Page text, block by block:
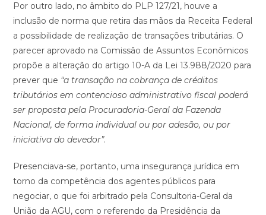
Por outro lado, no âmbito do PLP 127/21, houve a
inclusão de norma que retira das mãos da Receita Federal
a possibilidade de realização de transações tributárias. O
parecer aprovado na Comissão de Assuntos Econômicos
propõe a alteração do artigo 10-A da Lei 13.988/2020 para
prever que “a transação na cobrança de créditos
tributários em contencioso administrativo fiscal poderá
ser proposta pela Procuradoria-Geral da Fazenda
Nacional, de forma individual ou por adesão, ou por
iniciativa do devedor”.
Presenciava-se, portanto, uma insegurança jurídica em
torno da competência dos agentes públicos para
negociar, o que foi arbitrado pela Consultoria-Geral da
União da AGU, com o referendo da Presidência da